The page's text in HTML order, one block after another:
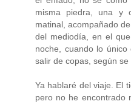
misma piedra, una y
matinal, acompañado
del mediodía, en el
noche, cuando lo
salir de copas, según se
Ya hablaré del viaje. El
pero no he encontrado